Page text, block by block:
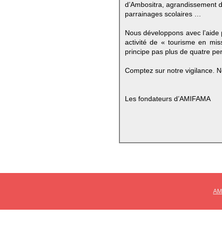
d’Ambositra, agrandissement
parrainages scolaires …
Nous développons avec
activité de « tourisme en
principe pas plus de quatre
Comptez sur notre vigilance.
Les fondateurs d’AMIFAMA